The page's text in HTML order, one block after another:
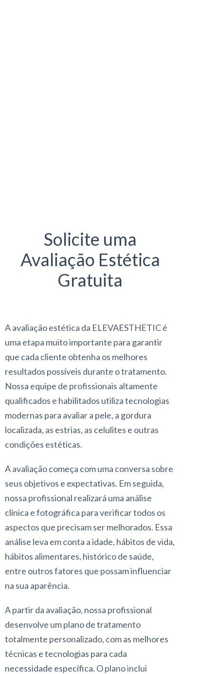
Solicite uma
Avaliação Estética
Gratuita
A avaliação estética da ELEVAESTHETIC é
uma etapa muito importante para garantir
que cada cliente obtenha os melhores
resultados possíveis durante o tratamento.
Nossa equipe de profissionais altamente
qualificados e habilitados utiliza tecnologias
modernas para avaliar a pele, a gordura
localizada, as estrias, as celulites e outras
condições estéticas.
A avaliação começa com uma conversa sobre
seus objetivos e expectativas. Em seguida,
nossa profissional realizará uma análise
clínica e fotográfica para verificar todos os
aspectos que precisam ser melhorados. Essa
análise leva em conta a idade, hábitos de vida,
hábitos alimentares, histórico de saúde,
entre outros fatores que possam influenciar
na sua aparência.
A partir da avaliação, nossa profissional
desenvolve um plano de tratamento
totalmente personalizado, com as melhores
técnicas e tecnologias para cada
necessidade específica. O plano inclui